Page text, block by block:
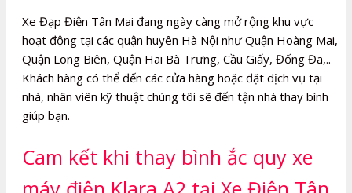
Xe Đạp Điện Tân Mai đang ngày càng mở rộng khu vực
hoạt động tại các quận huyên Hà Nội như Quận Hoàng Mai,
Quận Long Biên, Quận Hai Bà Trưng, Cầu Giấy, Đống Đa,..
Khách hàng có thể đến các cửa hàng hoặc đặt dịch vụ tại
nhà, nhân viên kỹ thuật chúng tôi sẽ đến tận nhà thay bình
giúp bạn.
Cam kết khi thay bình ắc quy xe